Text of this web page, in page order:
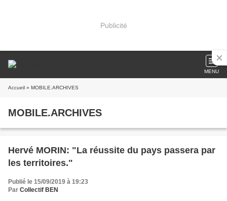
Publicité
MENU
Accueil » MOBILE.ARCHIVES
MOBILE.ARCHIVES
Hervé MORIN: "La réussite du pays passera par
les territoires."
Publié le 15/09/2019 à 19:23
Par Collectif BEN